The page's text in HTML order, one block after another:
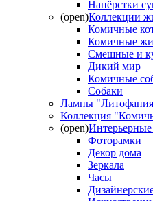
Напёрстки
(open)Коллекции
Комичные
Комичные
Смешные и
Дикий мир
Комичные
Собаки
Лампы
Коллекция
(open)
Фоторамки
Декор дома
Зеркала
Часы